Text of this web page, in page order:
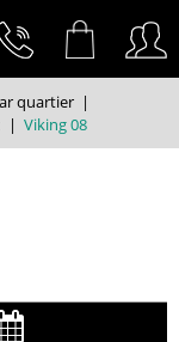
quartier |
| Viking 08